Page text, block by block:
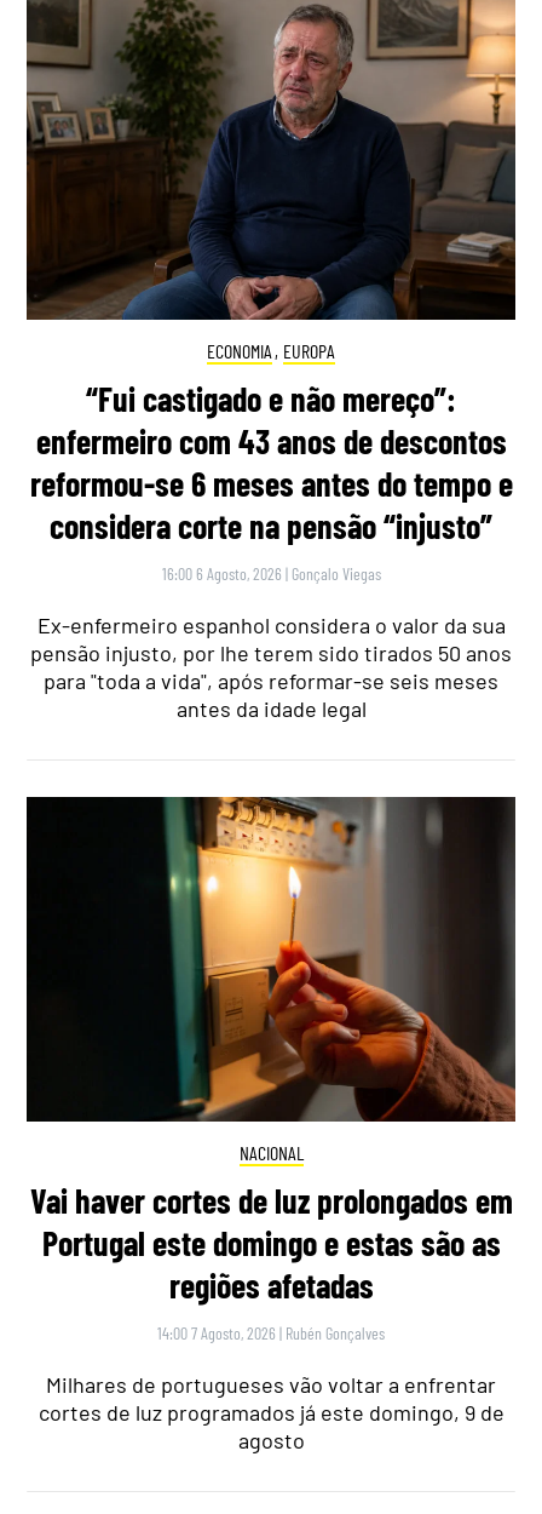
ECONOMIA , EUROPA
“Fui castigado e não mereço”:
enfermeiro com 43 anos de descontos
reformou-se 6 meses antes do tempo e
considera corte na pensão “injusto”
16:00 6 Agosto, 2026 | Gonçalo Viegas
Ex-enfermeiro espanhol considera o valor da sua
pensão injusto, por lhe terem sido tirados 50 anos
para "toda a vida", após reformar-se seis meses
antes da idade legal
NACIONAL
Vai haver cortes de luz prolongados em
Portugal este domingo e estas são as
regiões afetadas
14:00 7 Agosto, 2026 | Rubén Gonçalves
Milhares de portugueses vão voltar a enfrentar
cortes de luz programados já este domingo, 9 de
agosto